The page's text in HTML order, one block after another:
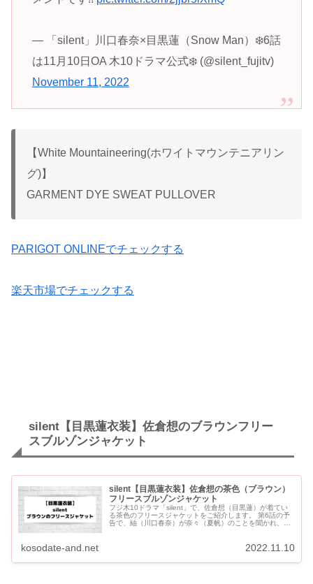
— 「silent」川口春奈×目黒蓮（Snow Man）❄️6話
は11月10日OA 木10ドラマ公式❄️ (@silent_fujitv)
November 11, 2022
【White Mountaineering(ホワイトマウンテニアリン
グ)】
GARMENT DYE SWEAT PULLOVER
PARIGOT ONLINEでチェックする
楽天市場でチェックする
silent【目黒蓮衣装】佐倉想のブラウンフリー
スブルゾンジャケット
silent【目黒蓮衣装】佐倉想の茶色（ブラウン）
フリースブルゾンジャケット
フジ木10ドラマ「silent」で、佐倉想（目黒蓮）が着てい
る茶色のフリースジャケットをご紹介します。 第6話の予
告で、紬（川口春奈）が奈々（夏帆）のことを聞かれ、
kosodate-and.net 2022.11.10